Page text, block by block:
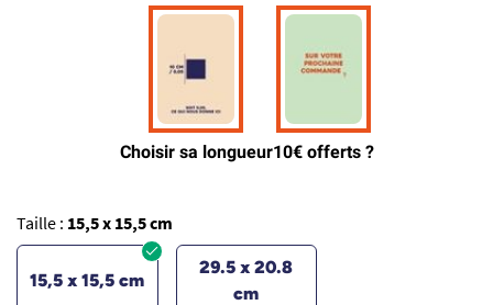
Taille : 15,5 x 15,5 cm
15,5 x 15,5 cm
29.5 x 20.8
cm